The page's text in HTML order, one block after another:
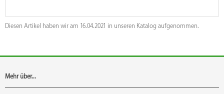
Diesen Artikel haben wir am 16.04.2021 in unseren Katalog aufgenommen.
Mehr über...